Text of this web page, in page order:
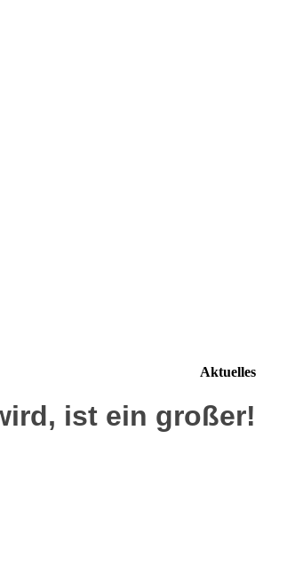
Aktuelles
ist ein großer!